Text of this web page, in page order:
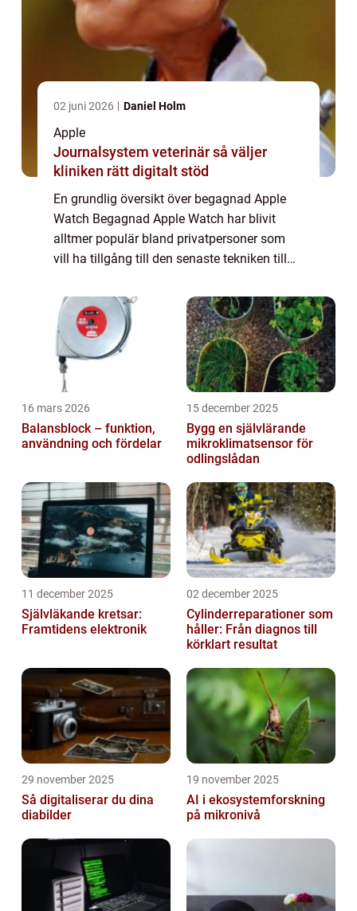
02 juni 2026 Daniel Holm
Apple
Journalsystem veterinär så väljer
kliniken rätt digitalt stöd
En grundlig översikt över begagnad Apple
Watch Begagnad Apple Watch har blivit
alltmer populär bland privatpersoner som
vill ha tillgång till den senaste tekniken till
till att ge en omfattande presentat...
16 mars 2026
Balansblock – funktion,
användning och fördelar
15 december 2025
Bygg en självlärande
mikroklimatsensor för
odlingslådan
11 december 2025
Självläkande kretsar:
Framtidens elektronik
02 december 2025
Cylinderreparationer som
håller: Från diagnos till
körklart resultat
29 november 2025
Så digitaliserar du dina
diabilder
19 november 2025
AI i ekosystemforskning
på mikronivå